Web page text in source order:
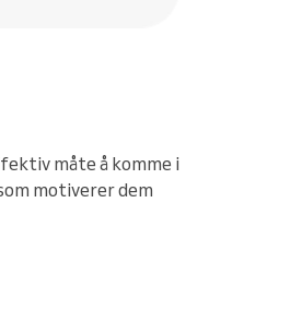
måte å komme i
motiverer dem